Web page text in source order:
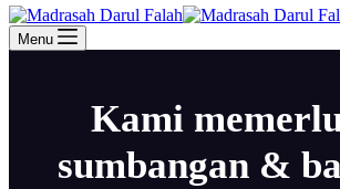
Menu
Kami
sumbangan &